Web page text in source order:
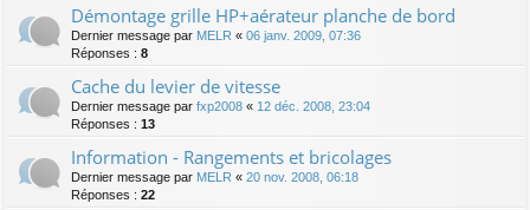
Démontage grille HP+aérateur planche de bord
Dernier message par MELR « 06 janv. 2009, 07:36
Réponses : 8
Cache du levier de vitesse
Dernier message par fxp2008 « 12 déc. 2008, 23:04
Réponses : 13
Information - Rangements et bricolages
Dernier message par MELR « 20 nov. 2008, 06:18
Réponses : 22